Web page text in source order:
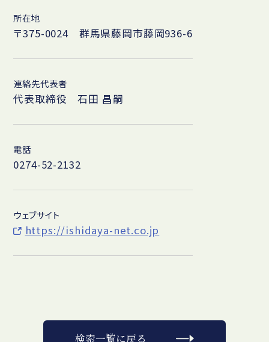
所在地
〒375-0024 群馬県藤岡市藤岡936-6
連絡先代表者
代表取締役 石田 昌嗣
電話
0274-52-2132
ウェブサイト
https://ishidaya-net.co.jp
検索一覧に戻る